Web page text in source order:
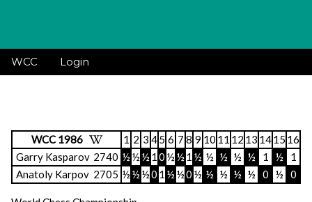
WCC Login
WCC 1986 1 2 3 45 6 7 8 9 10 11 12 13 1415 16
Garry Kasparov 2740 ½ ½ ½ 1 0 ½ ½ 1 ½ ½ ½ ½ ½ 1 ½ 1
Anatoly Karpov 2705 ½ ½ ½0 1 ½ ½0 ½ ½ ½ ½ ½ 0 ½ 0